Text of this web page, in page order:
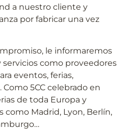
a nuestro cliente y
por fabricar una vez
le informaremos
servicios como proveedores
eventos, ferias,
5CC celebrado en
de toda Europa y
como Madrid, Lyon, Berlín,